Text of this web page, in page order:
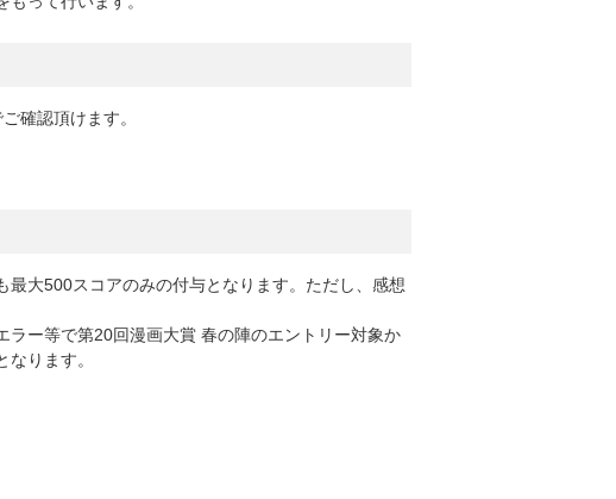
確認頂けます。
大500スコアのみの付与となります。ただし、感想
ー等で第20回漫画大賞 春の陣のエントリー対象か
ります。